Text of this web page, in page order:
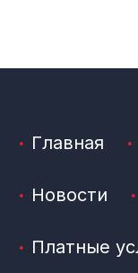
Главная
Новости
Платные